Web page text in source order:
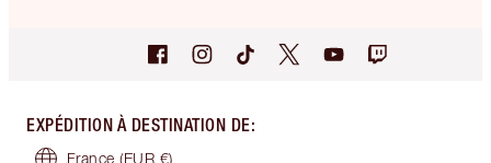
EXPÉDITION À DESTINATION DE:
France (EUR €)